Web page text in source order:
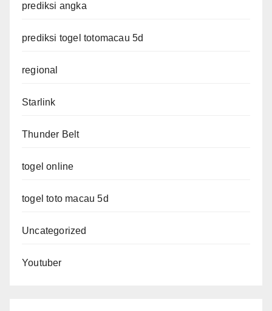
prediksi angka
prediksi togel totomacau 5d
regional
Starlink
Thunder Belt
togel online
togel toto macau 5d
Uncategorized
Youtuber